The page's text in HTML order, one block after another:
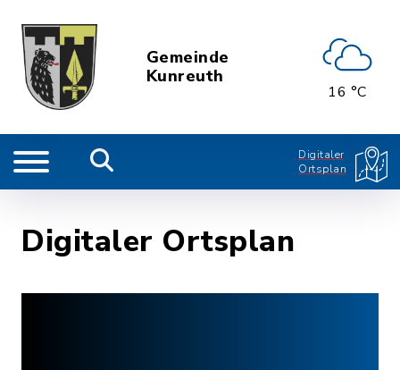
Gemeinde
Kunreuth
16 °C
Digitaler
Ortsplan
Digitaler Ortsplan